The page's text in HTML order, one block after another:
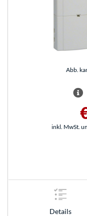
Abb.
inkl. MwSt.
Details